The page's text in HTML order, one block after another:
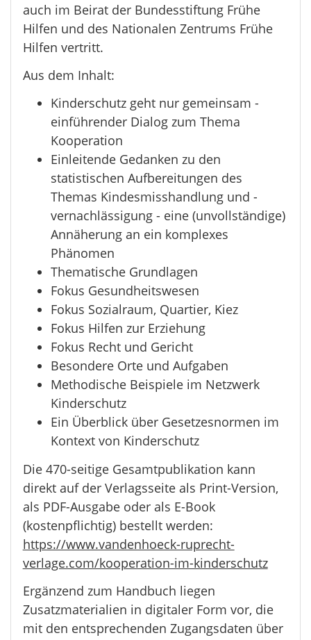
auch im Beirat der Bundesstiftung Frühe
Hilfen und des Nationalen Zentrums Frühe
Hilfen vertritt.
Aus dem Inhalt:
Kinderschutz geht nur gemeinsam -
einführender Dialog zum Thema
Kooperation
Einleitende Gedanken zu den
statistischen Aufbereitungen des
Themas Kindesmisshandlung und -
vernachlässigung - eine (unvollständige)
Annäherung an ein komplexes
Phänomen
Thematische Grundlagen
Fokus Gesundheitswesen
Fokus Sozialraum, Quartier, Kiez
Fokus Hilfen zur Erziehung
Fokus Recht und Gericht
Besondere Orte und Aufgaben
Methodische Beispiele im Netzwerk
Kinderschutz
Ein Überblick über Gesetzesnormen im
Kontext von Kinderschutz
Die 470-seitige Gesamtpublikation kann
direkt auf der Verlagsseite als Print-Version,
als PDF-Ausgabe oder als E-Book
(kostenpflichtig) bestellt werden:
https://www.vandenhoeck-ruprecht-
verlage.com/kooperation-im-kinderschutz
Ergänzend zum Handbuch liegen
Zusatzmaterialien in digitaler Form vor, die
mit den entsprechenden Zugangsdaten über